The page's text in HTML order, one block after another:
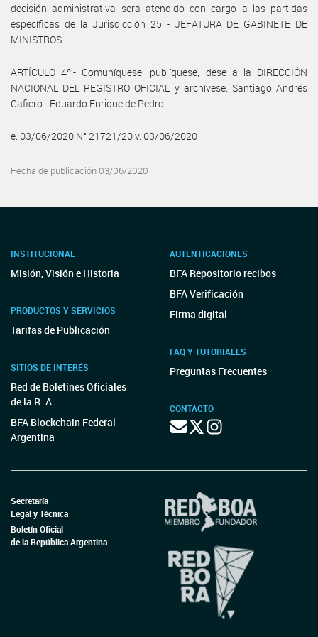
decisión administrativa será atendido con cargo a las partidas
específicas de la Jurisdicción 25 - JEFATURA DE GABINETE DE
MINISTROS.
ARTÍCULO 4º.- Comuníquese, publíquese, dese a la DIRECCIÓN
NACIONAL DEL REGISTRO OFICIAL y archívese. Santiago Andrés
Cafiero - Eduardo Enrique de Pedro
e. 03/06/2020 N° 21721/20 v. 03/06/2020
Fecha de publicación 03/06/2020
INSTITUCIONAL
Misión, Visión e Historia
PRODUCTOS Y SERVICIOS
Tarifas de Publicación
SITIOS DE INTERÉS
Red de Boletines Oficiales
de la R. A.
BFA Blockchain Federal
Argentina
AUTENTICACIONES
BFA Repositorio recibos
BFA Verificación
Firma digital
FAQ Y TUTORIALES
Preguntas Frecuentes
CONTACTO
Secretaría
Legal y Técnica
Boletín Oficial
de la República Argentina